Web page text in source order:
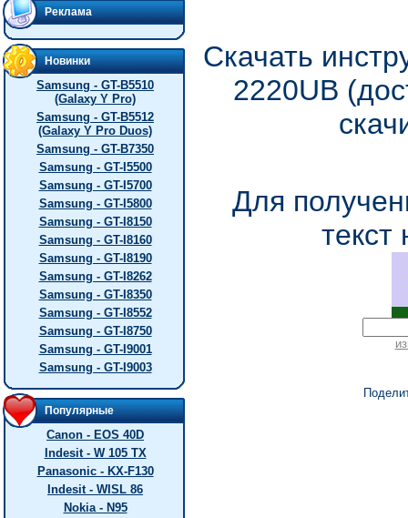
Реклама
Новинки
Samsung - GT-B5510
(Galaxy Y Pro)
Samsung - GT-B5512
(Galaxy Y Pro Duos)
Samsung - GT-B7350
Samsung - GT-I5500
Samsung - GT-I5700
Samsung - GT-I5800
Samsung - GT-I8150
Samsung - GT-I8160
Samsung - GT-I8190
Samsung - GT-I8262
Samsung - GT-I8350
Samsung - GT-I8552
Samsung - GT-I8750
Samsung - GT-I9001
Samsung - GT-I9003
Популярные
Canon - EOS 40D
Indesit - W 105 TX
Panasonic - KX-F130
Indesit - WISL 86
Nokia - N95
Скачать
2220UB
Для
текст